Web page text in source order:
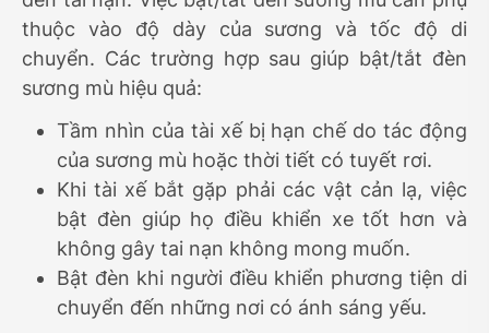
thuộc vào độ dày của sương và tốc độ di
chuyển. Các trường hợp sau giúp bật/tắt đèn
sương mù hiệu quả:
Tầm nhìn của tài xế bị hạn chế do tác động
của sương mù hoặc thời tiết có tuyết rơi.
Khi tài xế bắt gặp phải các vật cản lạ, việc
bật đèn giúp họ điều khiển xe tốt hơn và
không gây tai nạn không mong muốn.
Bật đèn khi người điều khiển phương tiện di
chuyển đến những nơi có ánh sáng yếu.